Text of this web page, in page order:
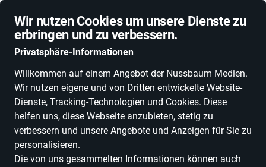
Wir nutzen Cookies um unsere Dienste zu
erbringen und zu verbessern.
Privatsphäre-Informationen
Willkommen auf einem Angebot der Nussbaum Medien.
Wir nutzen eigene und von Dritten entwickelte Website-
Dienste, Tracking-Technologien und Cookies. Diese
helfen uns, diese Webseite anzubieten, stetig zu
verbessern und unsere Angebote und Anzeigen für Sie zu
personalisieren.
Die von uns gesammelten Informationen können auch
ALLE KATEGORIEN NEUHEITEN DEALS ESSEN, TRINKEN &